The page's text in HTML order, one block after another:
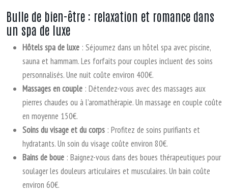
Bulle de bien-être : relaxation et romance dans
un spa de luxe
Hôtels spa de luxe : Séjournez dans un hôtel spa avec piscine,
sauna et hammam. Les forfaits pour couples incluent des soins
personnalisés. Une nuit coûte environ 400€.
Massages en couple : Détendez-vous avec des massages aux
pierres chaudes ou à l’aromathérapie. Un massage en couple coûte
en moyenne 150€.
Soins du visage et du corps : Profitez de soins purifiants et
hydratants. Un soin du visage coûte environ 80€.
Bains de boue : Baignez-vous dans des boues thérapeutiques pour
soulager les douleurs articulaires et musculaires. Un bain coûte
environ 60€.